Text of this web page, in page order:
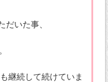
だいた事、
継続して続けていま